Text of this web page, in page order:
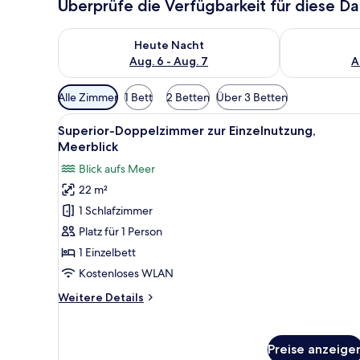
Überprüfe die Verfügbarkeit für diese
Heute Nacht
Aug. 6 - Aug. 7
Überprüfe die Verfügbarkeit für heute Nacht, Aug. 6
Überprüfe
Verfügbare
Filter
für
Zimmer
Alle Zimmer 1 Bett 2 Betten Über 3 Betten
Alle
Fotos
Superior-
Doppelzimmer
zur
Einzelnutzung,
Meerblick
anzeigen
Ein Hotelzimmer mit Bett,
5
Superior-Doppelzimmer zur Einzelnutzung,
Meerblick
Blick aufs Meer
22 m²
1 Schlafzimmer
Platz für 1 Person
1 Einzelbett
Kostenloses WLAN
Weitere Details
Weitere
Preise